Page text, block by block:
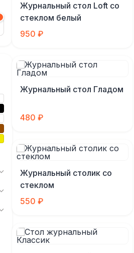
Журнальный стол Loft со
стеклом белый
950 ₽
Журнальный стол Гладом
480 ₽
Журнальный столик со
стеклом
550 ₽